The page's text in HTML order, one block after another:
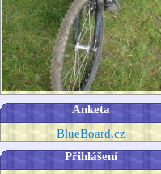
Anketa
BlueBoard.cz
Přihlášení